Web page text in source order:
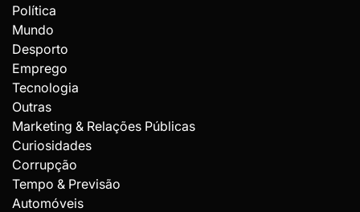
Política
Mundo
Desporto
Emprego
Tecnologia
Outras
Marketing & Relações Públicas
Curiosidades
Corrupção
Tempo & Previsão
Automóveis